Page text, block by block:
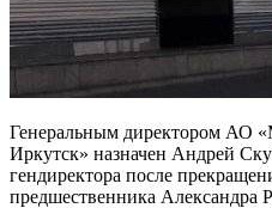
Генеральным директором АО
Иркутск» назначен Андрей
гендиректора после
предшественника Александра